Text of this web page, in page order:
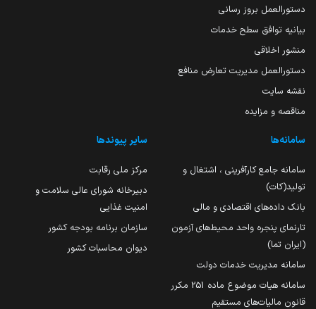
دستورالعمل بروز رسانی
بیانیه توافق سطح خدمات
منشور اخلاقی
دستورالعمل مدیریت تعارض منافع
نقشه سایت
مناقصه و مزایده
سامانه‌ها
سامانه جامع کارآفرینی ، اشتغال و
تولید(کات)
بانک داده‌های اقتصادی و مالی
تارنمای پنجره واحد محیط‌های آزمون
(ایران تما)
سامانه مدیریت خدمات دولت
سامانه هیات موضوع ماده 251 مکرر
قانون مالیات‌های مستقیم
سایر پیوندها
مرکز ملی رقابت
دبیرخانه شورای عالی سلامت و
امنیت غذایی
سازمان برنامه بودجه کشور
دیوان محاسبات کشور